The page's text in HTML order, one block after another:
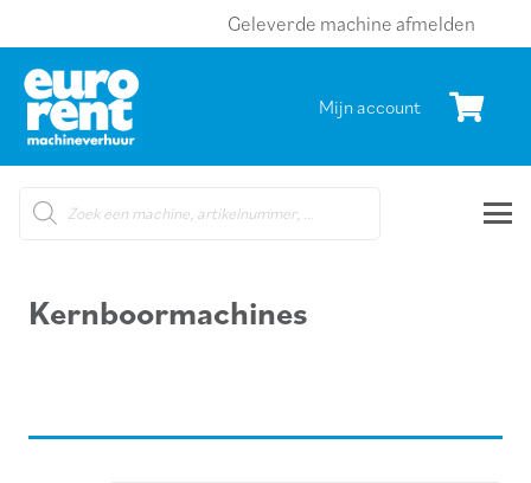
Geleverde machine afmelden
Mijn account
search
Kernboormachines